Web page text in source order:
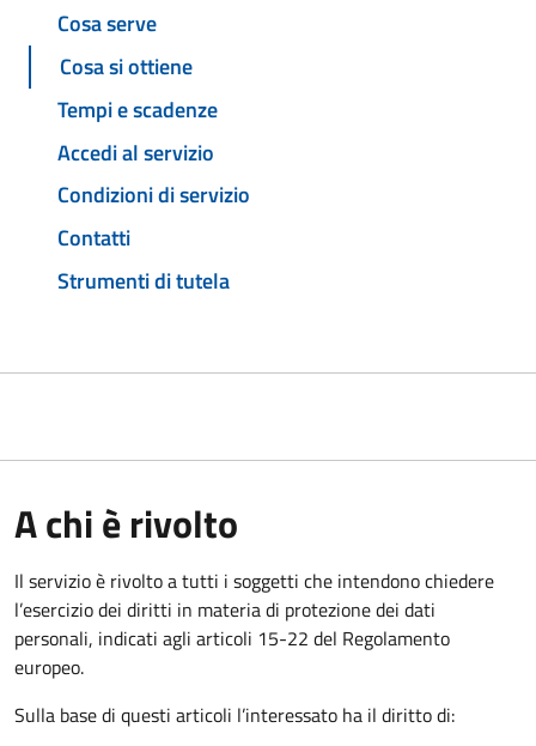
Cosa serve
Cosa si ottiene
Tempi e scadenze
Accedi al servizio
Condizioni di servizio
Contatti
Strumenti di tutela
A chi è rivolto
Il servizio è rivolto a tutti i soggetti che intendono chiedere
l’esercizio dei diritti in materia di protezione dei dati
personali, indicati agli articoli 15-22 del Regolamento
europeo.
Sulla base di questi articoli l’interessato ha il diritto di: